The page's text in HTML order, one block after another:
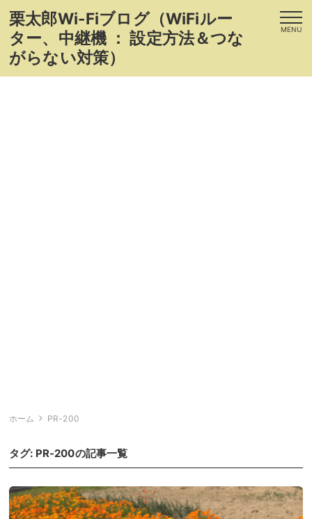
栗太郎Wi-Fiブログ（WiFiルー
ター、中継機 ： 設定方法＆つな
がらない対策）
MENU
ホーム PR-200
タグ: PR-200の記事一覧